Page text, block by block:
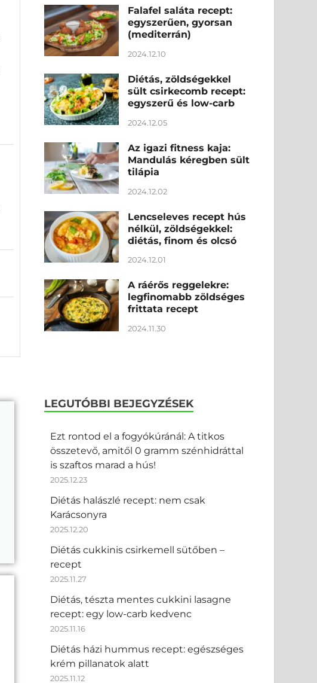
Falafel saláta recept:
egyszerűen, gyorsan
(mediterrán)
2024.12.10
Diétás, zöldségekkel
sült csirkecomb recept:
egyszerű és low-carb
2024.12.05
Az igazi fitness kaja:
Mandulás kéregben sült
tilápia
2024.12.02
Lencseleves recept hús
nélkül, zöldségekkel:
diétás, finom és olcsó
2024.12.01
A ráérős reggelekre:
legfinomabb zöldséges
frittata recept
2024.11.30
LEGUTÓBBI BEJEGYZÉSEK
Ezt rontod el a fogyókúránál: A titkos
összetevő, amitől 0 gramm szénhidráttal
is szaftos marad a hús!
2025.12.23
Diétás halászlé recept: nem csak
Karácsonyra
2025.12.20
Diétás cukkinis csirkemell sütőben –
recept
2025.11.27
Diétás, tészta mentes cukkini lasagne
recept: egy low-carb kedvenc
2025.11.16
Diétás házi hummus recept: egészséges
krém pillanatok alatt
2025.11.12